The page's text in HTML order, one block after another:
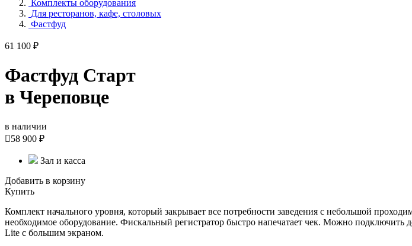
Комплекты оборудования
Для ресторанов, кафе, столовых
Фастфуд
61 100 ₽
Фастфуд Старт
в Череповце
в наличии
58 900 ₽
Зал и касса
Добавить в корзину
Купить
Комплект начального уровня, который закрывает все потребности заведения с небольшой
необходимое оборудование. Фискальный регистратор быстро напечатает чек. Можно
Lite с большим экраном.